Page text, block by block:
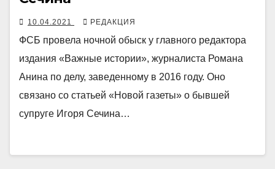
10.04.2021 РЕДАКЦИЯ
ФСБ провела ночной обыск у главного редактора
издания «Важные истории», журналиста Романа
Анина по делу, заведенному в 2016 году. Оно
связано со статьей «Новой газеты» о бывшей
супруге Игоря Сечина…